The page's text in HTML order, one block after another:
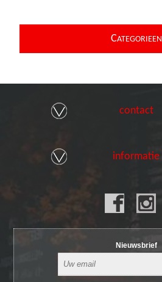
CATEGORIEEN
contact
informatie
Nieuwsbrief